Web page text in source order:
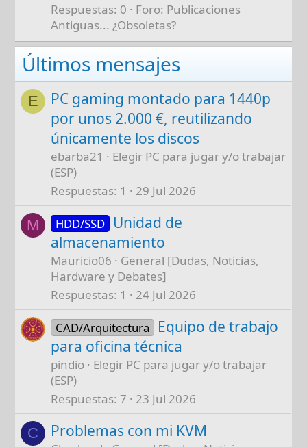
Respuestas: 0
Foro: Publicaciones
Antiguas... ¿Obsoletas?
Últimos mensajes
E
PC gaming montado para 1440p
por unos 2.000 €, reutilizando
únicamente los discos
ebarba21
Elegir PC para jugar y/o trabajar
(ESP)
Respuestas 1 29 Jul 2026
M HDD/SSD Unidad de
almacenamiento
Mauricio06
General [Dudas, Noticias,
Hardware y Debates]
Respuestas 1 24 Jul 2026
CAD/Arquitectura
Equipo de trabajo
para oficina técnica
pindio
Elegir PC para jugar y/o trabajar
(ESP)
Respuestas 7 23 Jul 2026
C Problemas con mi KVM